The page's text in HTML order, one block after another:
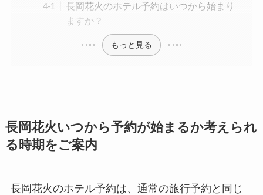
長岡花火のホテル予約はいつから始まり
ますか？
もっと見る
長岡花火いつから予約が始まるか考えられ
る時期をご案内
長岡花火のホテル予約は、通常の旅行予約と同じ